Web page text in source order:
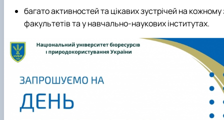
багато активностей та цікавих зустрічей на кожному
факультетів та у навчально-наукових інститутах.